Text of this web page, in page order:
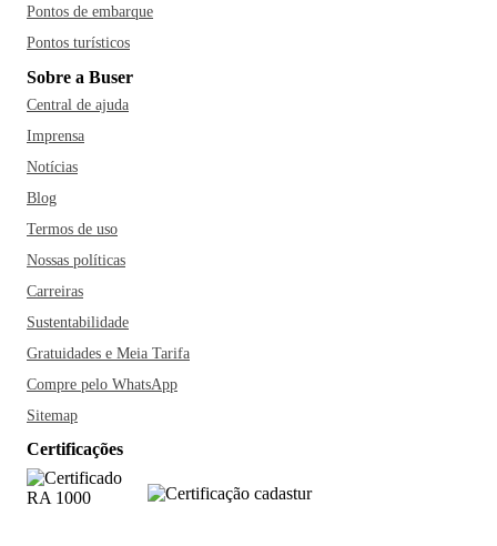
Pontos de embarque
Pontos turísticos
Sobre a Buser
Central de ajuda
Imprensa
Notícias
Blog
Termos de uso
Nossas políticas
Carreiras
Sustentabilidade
Gratuidades e Meia Tarifa
Compre pelo WhatsApp
Sitemap
Certificações